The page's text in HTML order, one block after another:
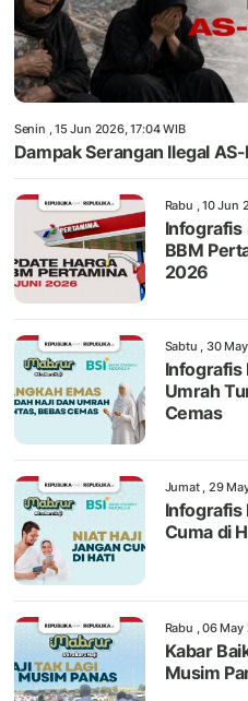
Senin , 15 Jun 2026, 17:04 WIB
Dampak Serangan Ilegal
Rabu , 10 Jun
Infografis
BBM
2026
Sabtu , 30
Infografis
Umrah
Cemas
Jumat , 29
Infografis
Cuma di
Rabu , 06
Kabar
Musim